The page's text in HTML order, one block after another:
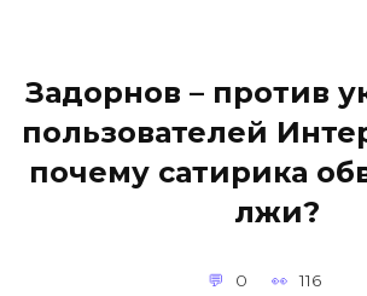
Задорнов – против
пользователей
почему сатирика
лжи?
0 116